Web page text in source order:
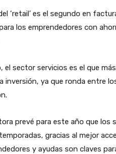
‘retail’ es el segundo en
los emprendedores con
el sector servicios es el que
inversión, ya que ronda entre
prevé para este año que los
gracias al mejor
y ayudas son claves